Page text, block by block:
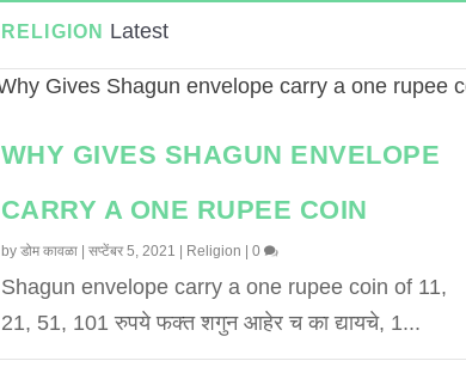
RELIGION Latest
WHY GIVES SHAGUN ENVELOPE
CARRY A ONE RUPEE COIN
by डोम कावळा| सप्टेंबर 5, 2021 Religion 0
Shagun envelope carry a one rupee coin of 11,
21, 51, 101 रुपये फक्त शगुन आहेर च का द्यायचे, 1...